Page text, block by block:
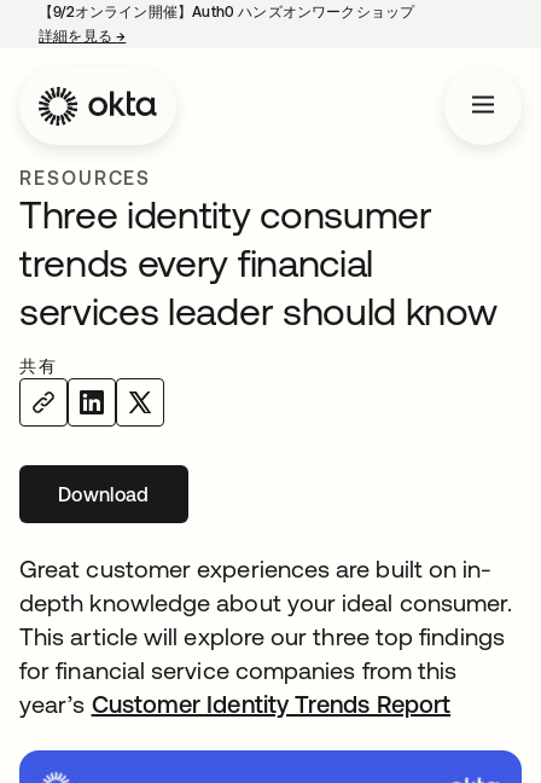
【9/2オンライン開催】Auth0 ハンズオンワークショップ
詳細を見る→
RESOURCES
Three identity consumer
trends every financial
services leader should know
共有
Download
Great customer experiences are built on in-
depth knowledge about your ideal consumer.
This article will explore our three top findings
for financial service companies from this
year’s Customer Identity Trends Report